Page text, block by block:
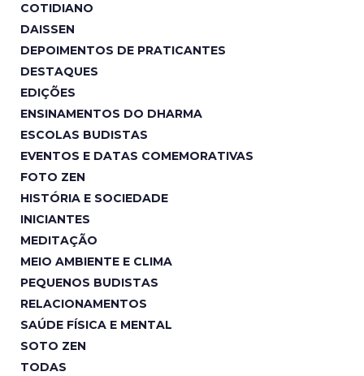
COTIDIANO
DAISSEN
DEPOIMENTOS DE PRATICANTES
DESTAQUES
EDIÇÕES
ENSINAMENTOS DO DHARMA
ESCOLAS BUDISTAS
EVENTOS E DATAS COMEMORATIVAS
FOTO ZEN
HISTÓRIA E SOCIEDADE
INICIANTES
MEDITAÇÃO
MEIO AMBIENTE E CLIMA
PEQUENOS BUDISTAS
RELACIONAMENTOS
SAÚDE FÍSICA E MENTAL
SOTO ZEN
TODAS